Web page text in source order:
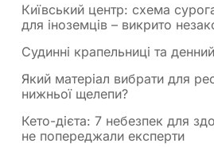
Київський центр: схема
для іноземців – викрито
Судинні крапельниці та
Який матеріал вибрати для
нижньої щелепи?
Кето-дієта: 7 небезпек для
не попереджали експерти